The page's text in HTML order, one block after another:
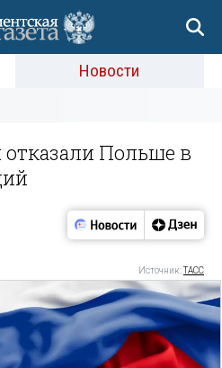
Новости
Польше в
Источник:ТАСС